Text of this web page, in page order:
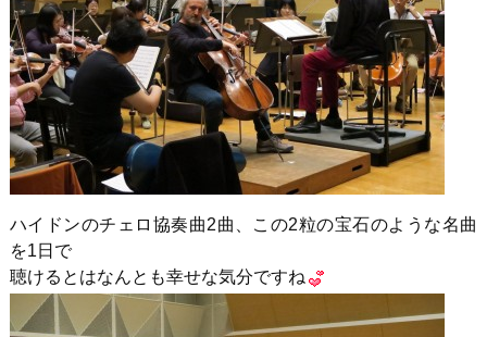
ハイドンのチェロ協奏曲2曲、この2粒の宝石のような名曲
を1日で
聴けるとはなんとも幸せな気分ですね